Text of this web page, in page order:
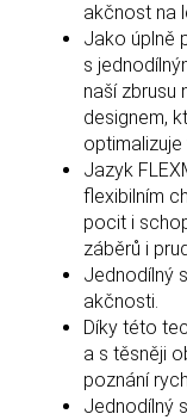
akčnost na
Jako úplně
s
naší zbrusu
designem,
Jazyk
flexibilním
pocit i
záběrů i
Jednodílný
akčnosti.
Díky této
a s těsněji
poznání
Jednodílný